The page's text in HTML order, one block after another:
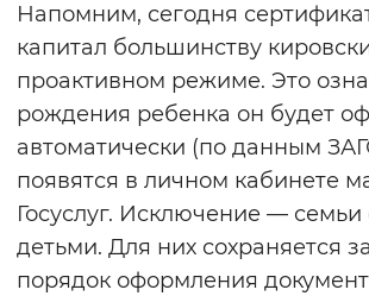
Напомним, сегодня
капитал большинству
проактивном режиме. Это
рождения ребенка он будет
автоматически (по данным
появятся в личном кабинете
Госуслуг. Исключение —
детьми. Для них сохраняется
порядок оформления